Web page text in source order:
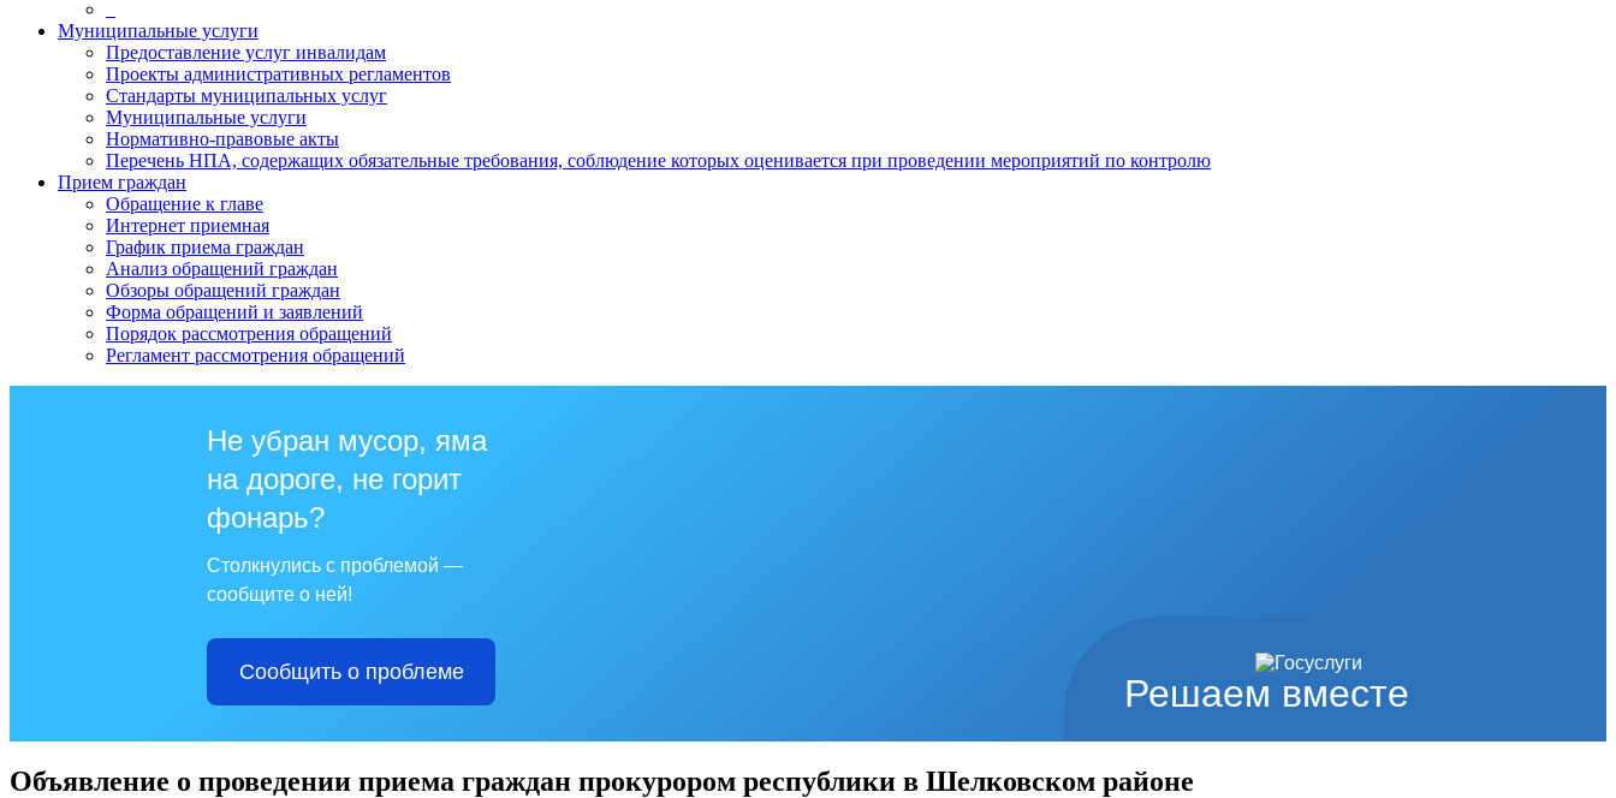
Муниципальные услуги
Предоставление услуг инвалидам
Проекты административных регламентов
Стандарты муниципальных услуг
Муниципальные услуги
Нормативно-правовые акты
Перечень НПА, содержащих обязательные требования, соблюдение которых оценивается при проведении мероприятий по контролю
Прием граждан
Обращение к главе
Интернет приемная
График приема граждан
Анализ обращений граждан
Обзоры обращений граждан
Форма обращений и заявлений
Порядок рассмотрения обращений
Регламент рассмотрения обращений
Решаем вместе
Не убран мусор, яма
на дороге, не горит
фонарь?
Столкнулись с проблемой —
сообщите о ней!
Сообщить о проблеме
Объявление о проведении приема граждан прокурором республики в Шелковском районе